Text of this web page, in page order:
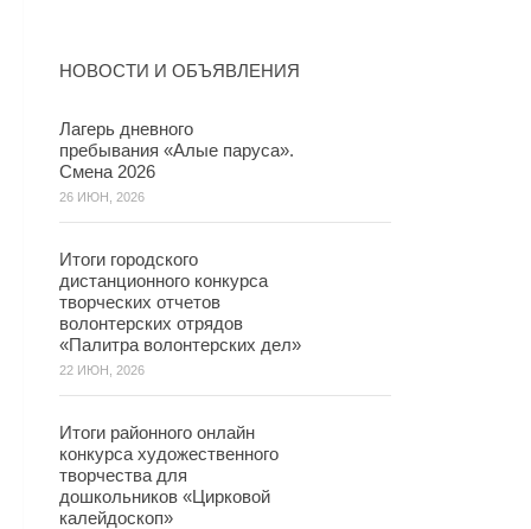
НОВОСТИ И ОБЪЯВЛЕНИЯ
Лагерь дневного
пребывания «Алые паруса».
Смена 2026
26 ИЮН, 2026
Итоги городского
дистанционного конкурса
творческих отчетов
волонтерских отрядов
«Палитра волонтерских дел»
22 ИЮН, 2026
Итоги районного онлайн
конкурса художественного
творчества для
дошкольников «Цирковой
калейдоскоп»